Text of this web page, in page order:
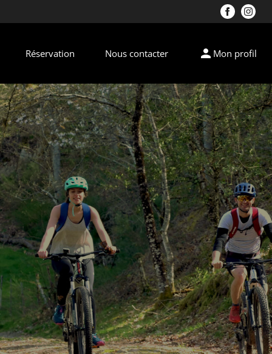
Réservation Nous contacter person Mon profil